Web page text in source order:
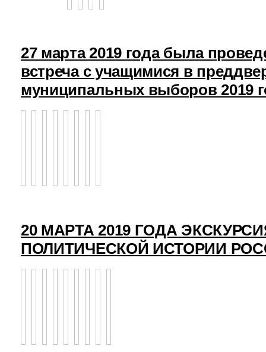
27 марта 2019 года была
встреча с учащимися в
муниципальных выборов 2019
20 МАРТА 2019 ГОДА
ПОЛИТИЧЕСКОЙ ИСТОРИИ